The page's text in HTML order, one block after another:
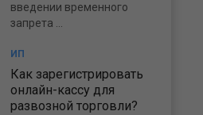
введении временного
запрета ...
ИП
Как зарегистрировать
онлайн-кассу для
развозной торговли?